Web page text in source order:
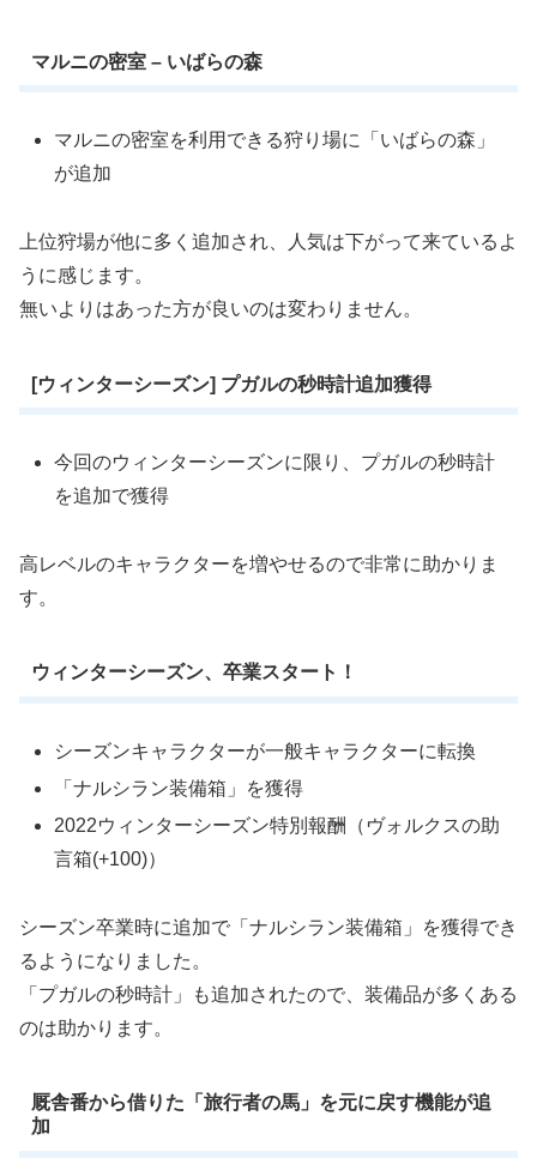
マルニの密室 – いばらの森
マルニの密室を利用できる狩り場に「いばらの森」
が追加
上位狩場が他に多く追加され、人気は下がって来ているよ
うに感じます。
無いよりはあった方が良いのは変わりません。
[ウィンターシーズン] プガルの秒時計追加獲得
今回のウィンターシーズンに限り、プガルの秒時計
を追加で獲得
高レベルのキャラクターを増やせるので非常に助かりま
す。
ウィンターシーズン、卒業スタート！
シーズンキャラクターが一般キャラクターに転換
「ナルシラン装備箱」を獲得
2022ウィンターシーズン特別報酬（ヴォルクスの助
言箱(+100)）
シーズン卒業時に追加で「ナルシラン装備箱」を獲得でき
るようになりました。
「プガルの秒時計」も追加されたので、装備品が多くある
のは助かります。
厩舎番から借りた「旅行者の馬」を元に戻す機能が追
加